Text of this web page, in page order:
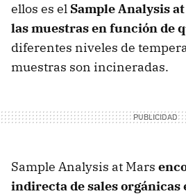
ellos es el Sample Analysis
las muestras en función de
diferentes niveles de
muestras son incineradas.
Sample Analysis at Mars
indirecta de sales orgánicas